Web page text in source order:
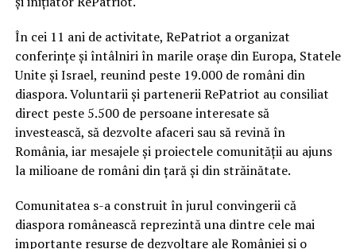
În cei 11 ani de activitate, RePatriot a organizat
conferințe și întâlniri în marile orașe din Europa, Statele
Unite și Israel, reunind peste 19.000 de români din
diaspora. Voluntarii și partenerii RePatriot au consiliat
direct peste 5.500 de persoane interesate să
investească, să dezvolte afaceri sau să revină în
România, iar mesajele și proiectele comunității au ajuns
la milioane de români din țară și din străinătate.
Comunitatea s-a construit în jurul convingerii că
diaspora românească reprezintă una dintre cele mai
importante resurse de dezvoltare ale României și o